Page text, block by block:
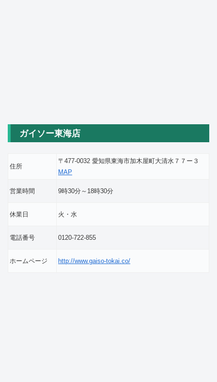
ガイソー東海店
住所
〒477-0032 愛知県東海市加木屋町大清水７７ー３
MAP
営業時間 9時30分～18時30分
休業日 火・水
電話番号 0120-722-855
ホームページ http://www.gaiso-tokai.co/